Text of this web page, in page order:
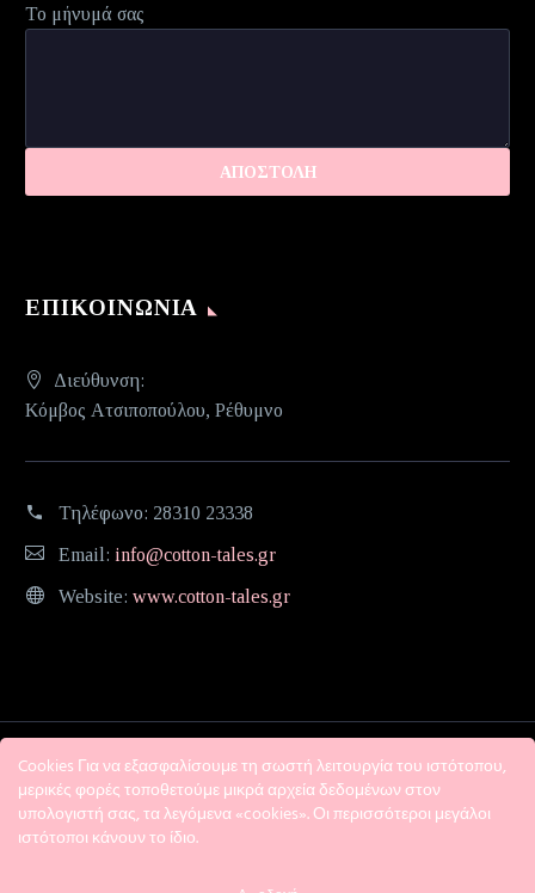
Το μήνυμά σας
ΕΠΙΚΟΙΝΩΝΊΑ
Διεύθυνση:
Κόμβος Ατσιποπούλου, Ρέθυμνο
Τηλέφωνο: 28310 23338
Email: info@cotton-tales.gr
Website: www.cotton-tales.gr
Cookies Για να εξασφαλίσουμε τη σωστή λειτουργία του ιστότοπου,
μερικές φορές τοποθετούμε μικρά αρχεία δεδομένων στον
υπολογιστή σας, τα λεγόμενα «cookies». Οι περισσότεροι μεγάλοι
ιστότοποι κάνουν το ίδιο.